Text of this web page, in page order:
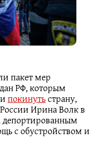
пакет мер
РФ, которым
покинутьстрану,
Ирина Волк в
депортированным
с обустройством и